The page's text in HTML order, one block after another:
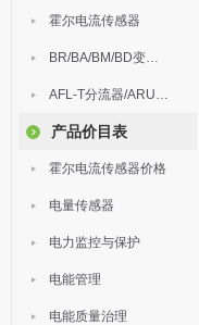
霍尔电流传感器
BR/BA/BM/BD变送器
AFL-T分流器/ARU浪涌保护器
产品价目表
霍尔电流传感器价格
电量传感器
电力监控与保护
电能管理
电能质量治理